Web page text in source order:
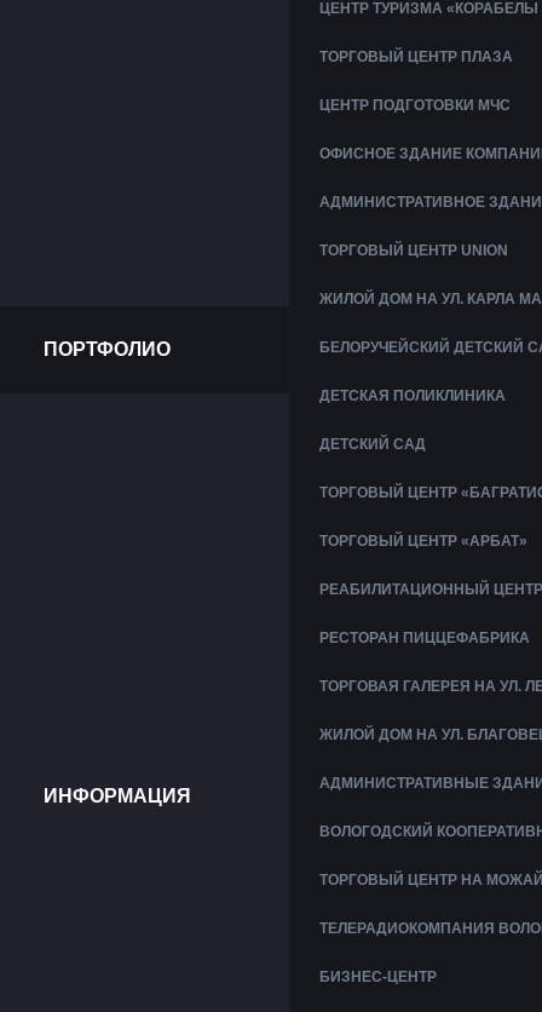
ПОРТФОЛИО
ИНФОРМАЦИЯ
ЦЕНТР ТУРИЗМА
ТОРГОВЫЙ ЦЕНТР ПЛАЗА
ЦЕНТР ПОДГОТОВКИ МЧС
ОФИСНОЕ ЗДАНИЕ
АДМИНИСТРАТИВНОЕ
ТОРГОВЫЙ ЦЕНТР UNION
ЖИЛОЙ ДОМ НА УЛ. КАРЛА
БЕЛОРУЧЕЙСКИЙ ДЕТСКИЙ
ДЕТСКАЯ ПОЛИКЛИНИКА
ДЕТСКИЙ САД
ТОРГОВЫЙ ЦЕНТР
ТОРГОВЫЙ ЦЕНТР «АРБАТ»
РЕАБИЛИТАЦИОННЫЙ
РЕСТОРАН ПИЦЦЕФАБРИКА
ТОРГОВАЯ ГАЛЕРЕЯ НА УЛ.
ЖИЛОЙ ДОМ НА УЛ.
АДМИНИСТРАТИВНЫЕ
ВОЛОГОДСКИЙ
ТОРГОВЫЙ ЦЕНТР НА
ТЕЛЕРАДИОКОМПАНИЯ
БИЗНЕС-ЦЕНТР